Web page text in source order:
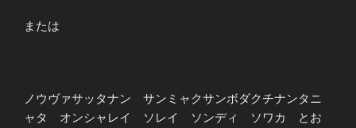
または
ノウヴァサッタナン サンミャクサンボダクチナンタニ
ャタ オンシャレイ ソレイ ソンディ ソワカ とお